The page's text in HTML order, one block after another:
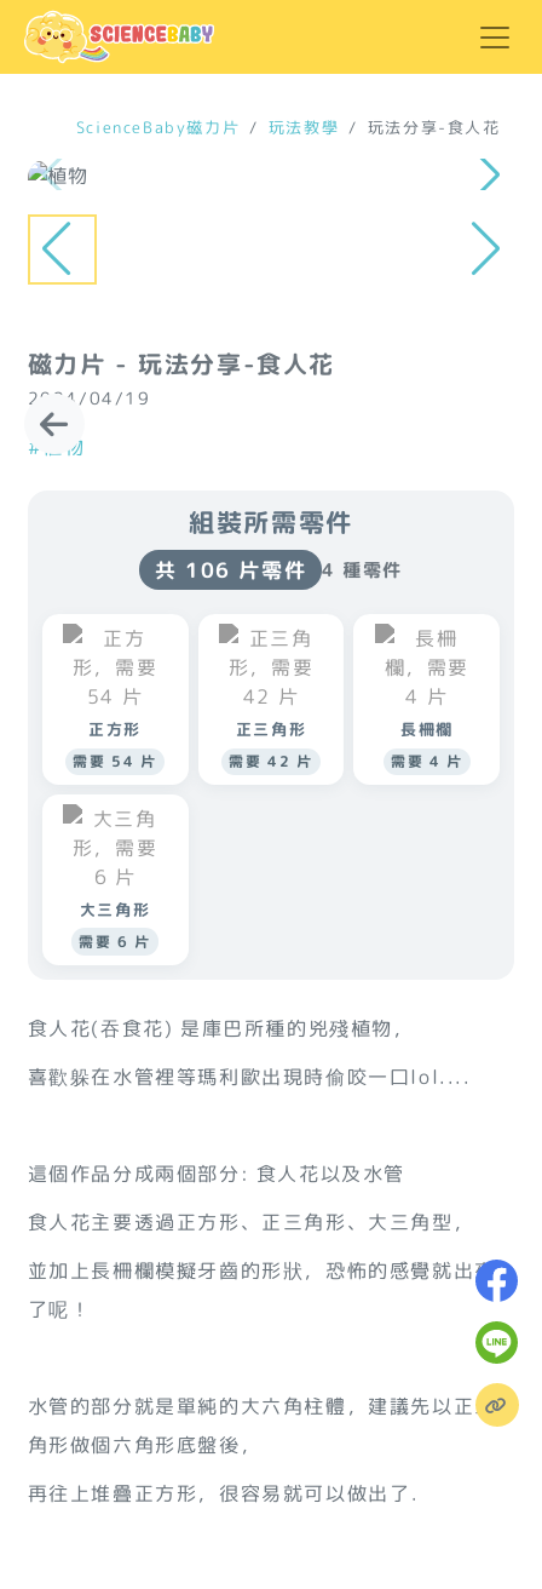
ScienceBaby磁力片 玩法教學 玩法分享-食人花
磁力片 - 玩法分享-食人花
2024/04/19
#植物
組裝所需零件
共 106 片零件 4 種零件
正方形
需要 54 片
正三角形
需要 42 片
長柵欄
需要 4 片
大三角形
需要 6 片
食人花(吞食花) 是庫巴所種的兇殘植物，
喜歡躲在水管裡等瑪利歐出現時偷咬一口lol....
這個作品分成兩個部分: 食人花以及水管
食人花主要透過正方形、正三角形、大三角型，
並加上長柵欄模擬牙齒的形狀，恐怖的感覺就出來
了呢！
水管的部分就是單純的大六角柱體，建議先以正三
角形做個六角形底盤後，
再往上堆疊正方形，很容易就可以做出了．